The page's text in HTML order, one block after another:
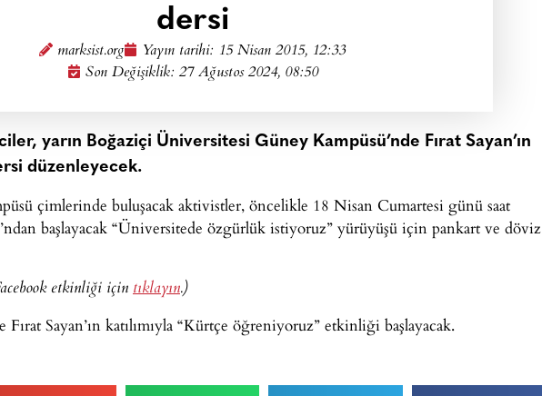
dersi
marksist.org Yayın tarihi: 15 Nisan 2015, 12:33
Son Değişiklik: 27 Ağustos 2024, 08:50
yarın Boğaziçi Üniversitesi Güney Kampüsü’nde Fırat Sayan’ın
düzenleyecek.
çimlerinde buluşacak aktivistler, öncelikle 18 Nisan Cumartesi günü saat
başlayacak “Üniversitede özgürlük istiyoruz” yürüyüşü için pankart ve döviz
etkinliği içintıklayın.)
Fırat Sayan’ın katılımıyla “Kürtçe öğreniyoruz” etkinliği başlayacak.